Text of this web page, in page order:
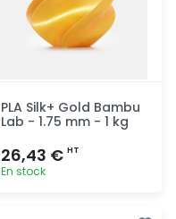
PLA Silk+ Gold Bambu
Lab - 1.75 mm - 1 kg
26,43 € HT
En stock